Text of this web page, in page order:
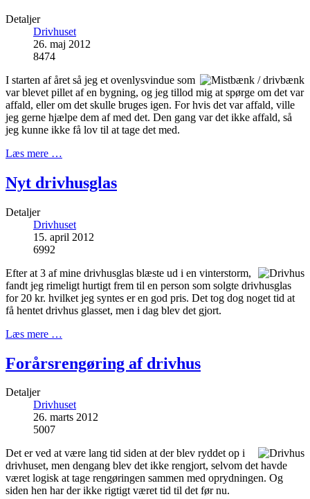
Detaljer
Drivhuset
26. maj 2012
8474
I starten af året så jeg et ovenlysvindue som
var blevet pillet af en bygning, og jeg tillod mig at spørge om det var
affald, eller om det skulle bruges igen. For hvis det var affald, ville
jeg gerne hjælpe dem af med det. Den gang var det ikke affald, så
jeg kunne ikke få lov til at tage det med.
Læs mere …
Nyt drivhusglas
Detaljer
Drivhuset
15. april 2012
6992
Efter at 3 af mine drivhusglas blæste ud i en vinterstorm,
fandt jeg rimeligt hurtigt frem til en person som solgte drivhusglas
for 20 kr. hvilket jeg syntes er en god pris. Det tog dog noget tid at
få hentet drivhus glasset, men i dag blev det gjort.
Læs mere …
Forårsrengøring af drivhus
Detaljer
Drivhuset
26. marts 2012
5007
Det er ved at være lang tid siden at der blev ryddet op i
drivhuset, men dengang blev det ikke rengjort, selvom det havde
været logisk at tage rengøringen sammen med oprydningen. Og
siden hen har der ikke rigtigt været tid til det før nu.